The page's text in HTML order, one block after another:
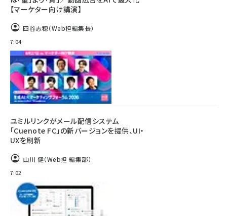
【マーケター向け講演】
四谷志穂（Web担編集長）
7:04
ユミルリンクがメール配信システム
「Cuenote FC」の新バージョンを提供、UI・
UXを刷新
山川 健（Web担 編集部）
7:02